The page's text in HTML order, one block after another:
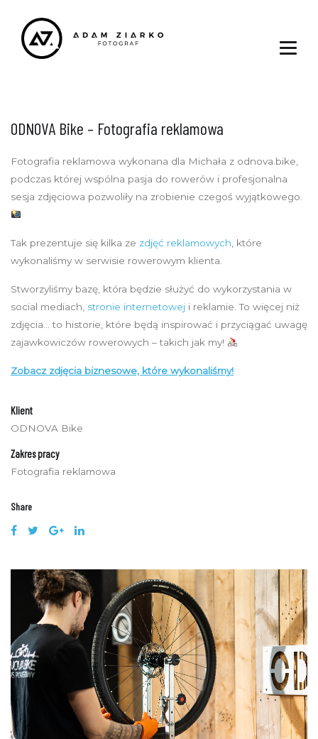
ODNOVA Bike – Fotografia reklamowa
Fotografia reklamowa wykonana dla Michała z odnova.bike,
podczas której wspólna pasja do rowerów i profesjonalna
sesja zdjęciowa pozwoliły na zrobienie czegoś wyjątkowego.
Tak prezentuje się kilka ze zdjęć reklamowych , które
wykonaliśmy w serwisie rowerowym klienta.
Stworzyliśmy bazę, która będzie służyć do wykorzystania w
social mediach, stronie internetowej i reklamie. To więcej niż
zdjęcia… to historie, które będą inspirować i przyciągać uwagę
zajawkowiczów rowerowych – takich jak my!
Zobacz zdjęcia biznesowe, które wykonaliśmy!
Klient
ODNOVA Bike
Zakres pracy
Fotografia reklamowa
Share